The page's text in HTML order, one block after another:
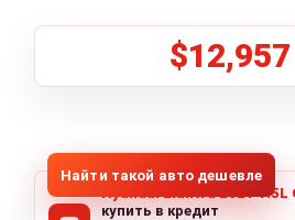
$12,957
Найти такой авто дешевле
Hyundai Elantra 2021 1.5L
купить в кредит